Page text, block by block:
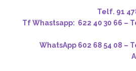
Telf. 91 478 14
Tf Whastsapp: 622 40 30 66 –
WhatsApp 602 68 54 08 –